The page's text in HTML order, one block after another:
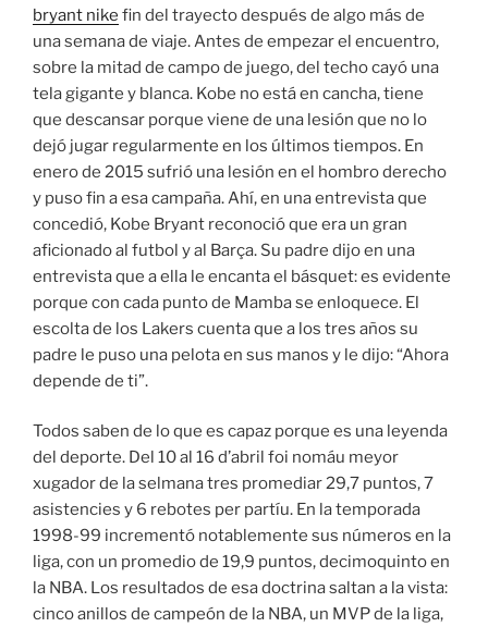
bryant nike fin del trayecto después de algo más de
una semana de viaje. Antes de empezar el encuentro,
sobre la mitad de campo de juego, del techo cayó una
tela gigante y blanca. Kobe no está en cancha, tiene
que descansar porque viene de una lesión que no lo
dejó jugar regularmente en los últimos tiempos. En
enero de 2015 sufrió una lesión en el hombro derecho
y puso fin a esa campaña. Ahí, en una entrevista que
concedió, Kobe Bryant reconoció que era un gran
aficionado al futbol y al Barça. Su padre dijo en una
entrevista que a ella le encanta el básquet: es evidente
porque con cada punto de Mamba se enloquece. El
escolta de los Lakers cuenta que a los tres años su
padre le puso una pelota en sus manos y le dijo: “Ahora
depende de ti”.
Todos saben de lo que es capaz porque es una leyenda
del deporte. Del 10 al 16 d’abril foi nomáu meyor
xugador de la selmana tres promediar 29,7 puntos, 7
asistencies y 6 rebotes per partíu. En la temporada
1998-99 incrementó notablemente sus números en la
liga, con un promedio de 19,9 puntos, decimoquinto en
la NBA. Los resultados de esa doctrina saltan a la vista:
cinco anillos de campeón de la NBA, un MVP de la liga,